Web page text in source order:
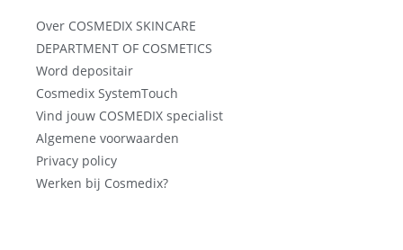
Over COSMEDIX SKINCARE
DEPARTMENT OF COSMETICS
Word depositair
Cosmedix SystemTouch
Vind jouw COSMEDIX specialist
Algemene voorwaarden
Privacy policy
Werken bij Cosmedix?